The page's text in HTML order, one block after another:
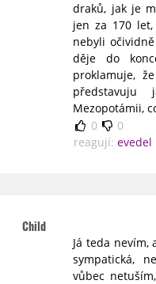
draků, jak je
jen za 170
nebyli
děje do
proklamuje,
Mezopotámii,
0
0
reagují: evedel
Child
Já teda
sympatická,
vůbec